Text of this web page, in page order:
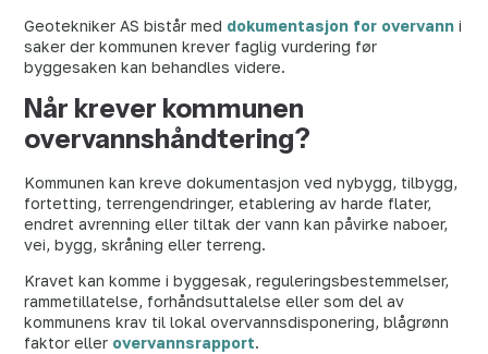
Geotekniker AS bistår med dokumentasjon for overvann i
saker der kommunen krever faglig vurdering før
byggesaken kan behandles videre.
Når krever kommunen
overvannshåndtering?
Kommunen kan kreve dokumentasjon ved nybygg, tilbygg,
fortetting, terrengendringer, etablering av harde flater,
endret avrenning eller tiltak der vann kan påvirke naboer,
vei, bygg, skråning eller terreng.
Kravet kan komme i byggesak, reguleringsbestemmelser,
rammetillatelse, forhåndsuttalelse eller som del av
kommunens krav til lokal overvannsdisponering, blågrønn
faktor eller overvannsrapport.